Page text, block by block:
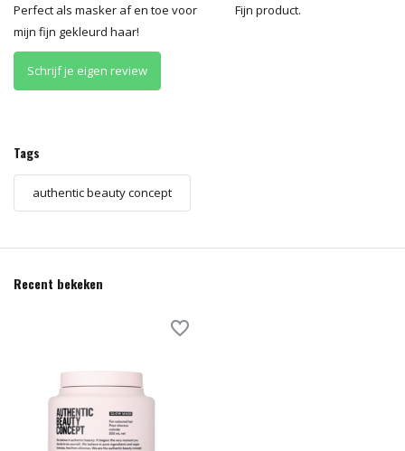
Perfect als masker af en toe voor
mijn fijn gekleurd haar!
Fijn product.
Schrijf je eigen review
Tags
authentic beauty concept
Recent bekeken